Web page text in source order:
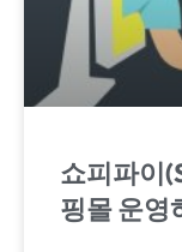
쇼피파이
핑몰 운영